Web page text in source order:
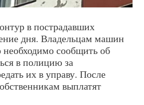
в пострадавших
дня. Владельцам машин
необходимо сообщить об
в полицию за
их в управу. После
выплатят